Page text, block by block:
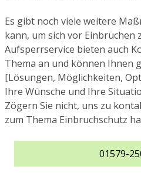
Es gibt noch viele weitere
kann, um sich vor Einbrüchen
Aufsperrservice bieten auch
Thema an und können Ihnen
[Lösungen, Möglichkeiten,
Ihre Wünsche und Ihre
Zögern Sie nicht, uns zu
zum Thema Einbruchschutz
01579-